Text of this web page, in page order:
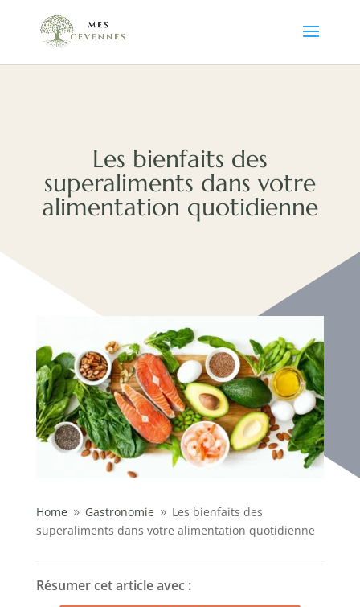
Les bienfaits des
superaliments dans votre
alimentation quotidienne
Home 9 Gastronomie 9 Les bienfaits des
superaliments dans votre alimentation quotidienne
Résumer cet article avec :